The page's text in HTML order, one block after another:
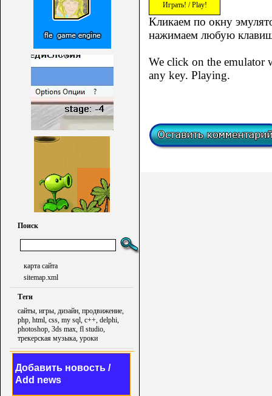
Поиск
карта сайта
sitemap.xml
Теги
сайты, игры, дизайн, продвижение,
php, html, css, my sql, c++, delphi,
photoshop, 3ds max, fl studio,
трекерская музыка, уроки
Добавить новость /
Add news
Играть! / Play!
Кликаем по окну
нажимаем любую
We click on the emulator
any key. Playing.